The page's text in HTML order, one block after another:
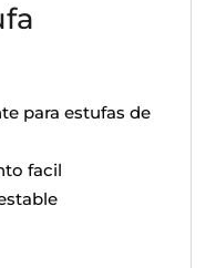
para estufas de
facil